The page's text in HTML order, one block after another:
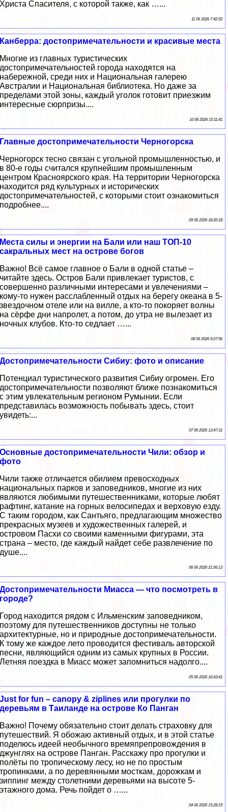
Христа Спасителя, с которой также, как …...
11 06 2026 7:42:52
Канберра: достопримечательности и красивые места
Многие из главных туристических
достопримечательностей города находятся на
набережной, среди них и Национальная галерею
Австралии и Национальная библиотека. Но даже за
пределами этой зоны, каждый уголок готовит приезжим
интересные сюрпризы....
10 06 2026 15:11:41
Главные достопримечательности Черногорска
Черногорск тесно связан с угольной промышленностью, и
в 80-е годы считался крупнейшим промышленным
центром Красноярского края. На территории Черногорска
находится ряд культурных и исторических
достопримечательностей, с которыми стоит ознакомиться
подробнее....
09 06 2026 18:20:18
Места силы и энергии на Бали или наш ТОП-10
сакральных мест на острове богов
Важно! Всё самое главное о Бали в одной статье –
читайте здесь. Остров Бали привлекает туристов, с
совершенно различными интересами и увлечениями –
кому-то нужен расслабленный отдых на берегу океана в 5-
звездочном отеле или на вилле, а кто-то покоряет волны
на сёрфе дни напролет, а потом, до утра не вылезает из
ночных клубов. Кто-то седлает …...
08 06 2026 9:27:56
Достопримечательности Сибиу: фото и описание
Потенциал туристического развития Сибиу огромен. Его
достопримечательности позволяют ближе познакомиться
с этим увлекательным регионом Румынии. Если
представилась возможность побывать здесь, стоит
увидеть:...
07 06 2026 13:47:31
Основные достопримечательности Чили: обзор и
фото
Чили также отличается обилием превосходных
национальных парков и заповедников, многие из них
являются любимыми путешественниками, которые любят
рафтинг, катание на горных велосипедах и верховую езду.
С таким городом, как Сантьяго, предлагающим множество
прекрасных музеев и художественных галерей, и
островом Пасхи со своими каменными фигурами, эта
страна – место, где каждый найдет себе развлечение по
душе....
06 06 2026 21:56:13
Достопримечательности Миасса — что посмотреть в
городе?
Город находится рядом с Ильменским заповедником,
поэтому для путешественников доступны не только
архитектурные, но и природные достопримечательности.
К тому же каждое лето проводится фестиваль авторской
песни, являющийся одним из самых крупных в России.
Летняя поездка в Миасс может запомниться надолго....
05 06 2026 16:43:41
Just for fun – canopy & ziplines или прогулки по
деревьям в Таиланде на острове Ко Панган
Важно! Почему обязательно стоит делать страховку для
путешествий. Я обожаю активный отдых, и в этой статье
поделюсь идеей необычного времяпрепровождения в
джунглях на острове Панган. Расскажу про прогулки и
полёты по тропическому лесу, но не по простым
тропинками, а по деревянными мосткам, дорожкам и
зиппинг между столетними деревьями на высоте 5-
этажного дома. Речь пойдет о …...
04 06 2026 15:28:19